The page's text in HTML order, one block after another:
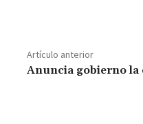
o
o
sA
p
Artículo anterior
Anuncia gobierno la